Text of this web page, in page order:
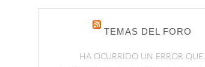
TEMAS DEL FORO
HA OCURRIDO UN ERROR QUE,